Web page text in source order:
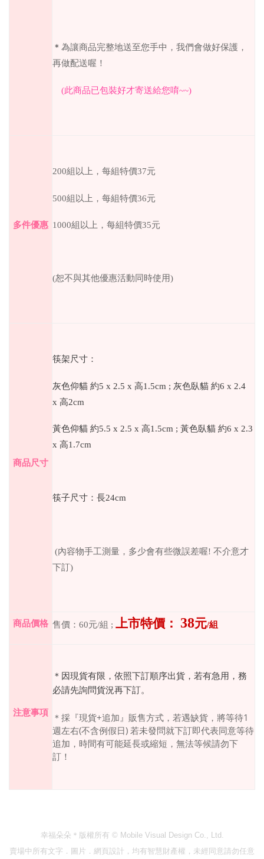
＊ 為讓商品完整地送至您手中，我們會做好保護，
再做配送喔！
(此商品已包裝好才寄送給您唷~~)
多件優惠
200組以上，每組特價37元
500組以上，每組特價36元
1000組以上，每組特價35元
(恕不與其他優惠活動同時使用)
商品尺寸
筷架尺寸：
灰色仰貓 約5 x 2.5 x 高1.5cm ; 灰色臥貓 約6 x 2.4
x 高2cm
黃色仰貓 約5.5 x 2.5 x 高1.5cm ; 黃色臥貓 約6 x 2.3
x 高1.7cm
筷子尺寸：長24cm
(內容物手工測量，多少會有些微誤差喔! 不介意才
下訂)
商品價格 售價： 60元/組 ; 上市特價： 38元/組
注意事項
＊因現貨有限，依照下訂順序出貨，若有急用，務
必請先詢問貨況再下訂。
＊採『現貨+追加』販售方式，若遇缺貨，將等待1
週左右(不含例假日) 若未發問就下訂即代表同意等待
追加，時間有可能延長或縮短，無法等候請勿下
訂！
幸福朵朵＊版權所有 © Mobile Visual Design Co., Ltd.
賣場中所有文字．圖片．網頁設計，均有智慧財產權，未經同意請勿任意